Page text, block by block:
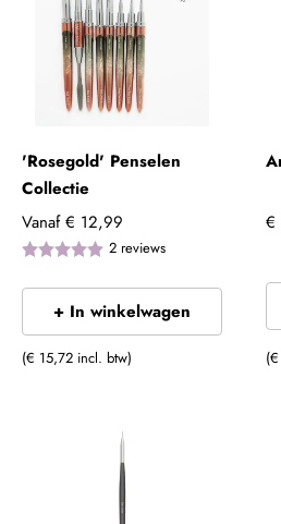
'Rosegold' Penselen
Collectie
Vanaf € 12,99
2 reviews
+ In winkelwagen
(€ 15,72 incl. btw)
€